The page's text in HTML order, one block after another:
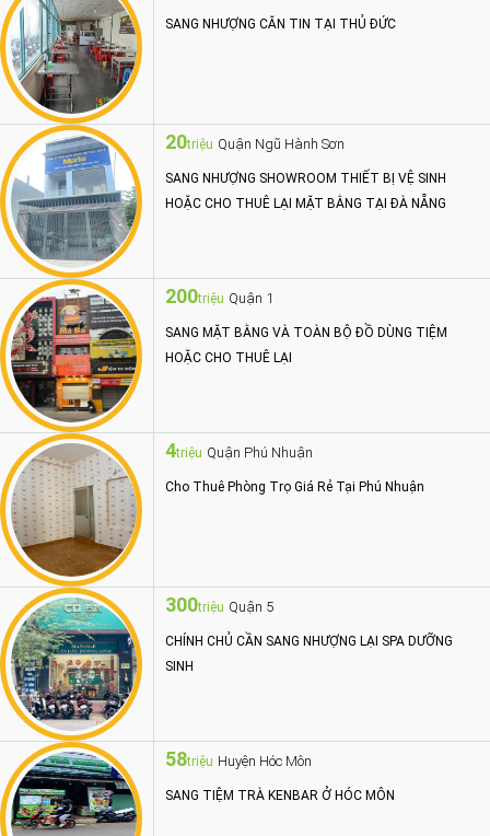
SANG NHƯỢNG CĂN TIN TẠI THỦ ĐỨC
20triệu Quận Ngũ Hành Sơn
SANG NHƯỢNG SHOWROOM THIẾT BỊ VỆ SINH
HOẶC CHO THUÊ LẠI MẶT BẰNG TẠI ĐÀ NẴNG
200triệu Quận 1
SANG MẶT BẰNG VÀ TOÀN BỘ ĐỒ DÙNG TIỆM
HOẶC CHO THUÊ LẠI
4triệu Quận Phú Nhuận
Cho Thuê Phòng Trọ Giá Rẻ Tại Phú Nhuận
300triệu Quận 5
CHÍNH CHỦ CẦN SANG NHƯỢNG LẠI SPA DƯỠNG
SINH
58triệu Huyện Hóc Môn
SANG TIỆM TRÀ KENBAR Ở HÓC MÔN